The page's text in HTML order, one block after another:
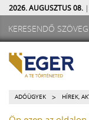
2026. AUGUSZTUS 08.
ADÓÜGYEK > HÍREK,